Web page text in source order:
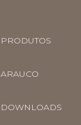
PRODUTOS
ARAUCO
DOWNLOADS